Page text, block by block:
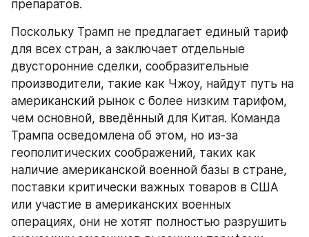
препаратов.
Поскольку Трамп не предлагает единый тариф
для всех стран, а заключает отдельные
двусторонние сделки, сообразительные
производители, такие как Чжоу, найдут путь на
американский рынок с более низким тарифом,
чем основной, введённый для Китая. Команда
Трампа осведомлена об этом, но из-за
геополитических соображений, таких как
наличие американской военной базы в стране,
поставки критически важных товаров в США
или участие в американских военных
операциях, они не хотят полностью разрушить